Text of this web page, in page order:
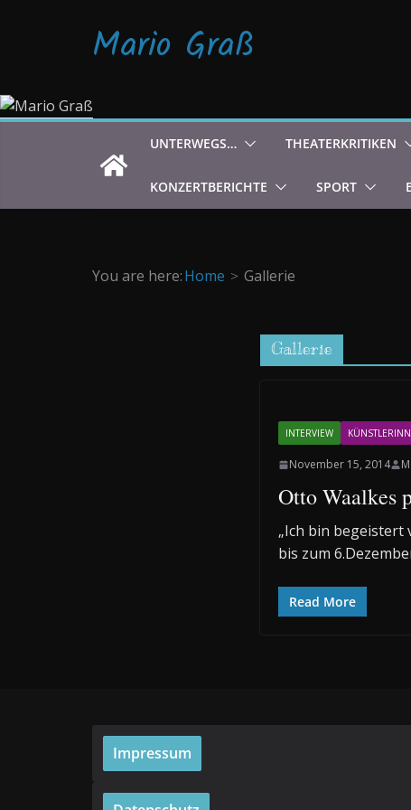
Mario Graß
UNTERWEGS… THEATERKRITIKEN
KONZERTBERICHTE SPORT
You are here:Home Gallerie
Gallerie
INTERVIEW
November 15, 2014
Otto Waalkes
„Ich bin begeistert
bis zum
Read More
Impressum